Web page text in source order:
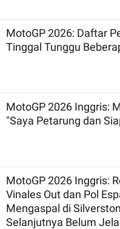
MotoGP 2026: Daftar
Tinggal Tunggu
MotoGP 2026 Inggris:
"Saya Petarung dan
MotoGP 2026 Inggris:
Vinales Out dan Pol
Mengaspal di
Selanjutnya Belum